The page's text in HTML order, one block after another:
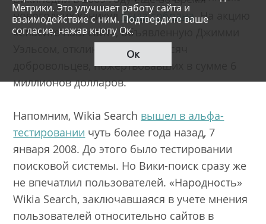
новогодних каникул была собрана. На акцию
«Спасите наш сайт», объявленную Джимми
Уэльсом, откликнулось 125 тысяч
добровольцев, пожертвовавших в сумме 6
миллионов долларов.
Напомним, Wikia Search вышел в альфа-
тестировании чуть более года назад, 7
января 2008. До этого было тестировании
поисковой системы. Но Вики-поиск сразу же
не впечатлил пользователей. «Народность»
Wikia Search, заключавшаяся в учете мнения
пользователей относительно сайтов в
Метрики. Это улучшает работу сайта и
взаимодействие с ним. Подтвердите ваше
согласие, нажав кнопу Ок.
Ок